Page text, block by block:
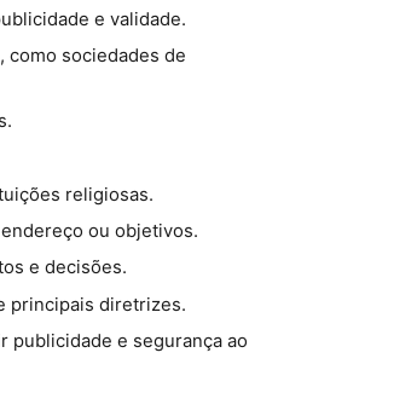
e validade.
como sociedades de
religiosas.
ou objetivos.
e decisões.
principais diretrizes.
publicidade e segurança ao